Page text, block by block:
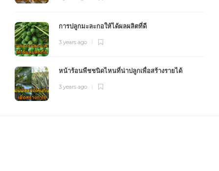
การปลูกมะละกอให้ได้ผลผลิตที่ดี
3 years ago
หน้าร้อนพืชชนิดไหนที่น่าปลูกเพื่อสร้างรายได้
3 years ago